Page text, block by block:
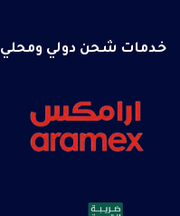
خدمات شحن دولي ومحلي